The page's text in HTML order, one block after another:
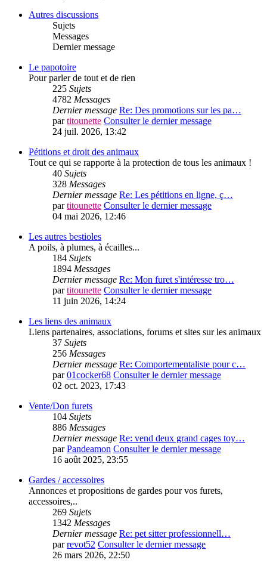
Autres discussions
Sujets
Messages
Dernier message
Le papotoire
Pour parler de tout et de rien
225 Sujets
4782 Messages
Dernier message Re: Des promotions sur les pa…
partitounette Consulter le dernier message
24 juil. 2026, 13:42
Pétitions et droit des animaux
Tout ce qui se rapporte à la protection de tous les animaux !
40 Sujets
328 Messages
Dernier message Re: Les pétitions en ligne, ç…
partitounette Consulter le dernier message
04 mai 2026, 12:46
Les autres bestioles
A poils, à plumes, à écailles...
184 Sujets
1894 Messages
Dernier message Re: Mon furet s'intéresse tro…
partitounette Consulter le dernier message
11 juin 2026, 14:24
Les liens des animaux
Liens partenaires, associations, forums et sites sur les animaux
37 Sujets
256 Messages
Dernier message Re: Comportementaliste pour c…
par01cocker68 Consulter le dernier message
02 oct. 2023, 17:43
Vente/Don furets
104 Sujets
886 Messages
Dernier message Re: vend deux grand cages toy…
parPandeamon Consulter le dernier message
16 août 2025, 23:55
Gardes / accessoires
Annonces et propositions de gardes pour vos furets,
accessoires,..
269 Sujets
1342 Messages
Dernier message Re: pet sitter professionnell…
parrevot52 Consulter le dernier message
26 mars 2026, 22:50